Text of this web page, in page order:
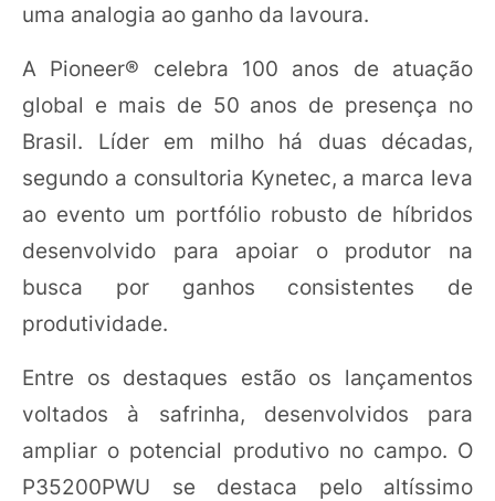
uma analogia ao ganho da lavoura.
A Pioneer® celebra 100 anos de atuação
global e mais de 50 anos de presença no
Brasil. Líder em milho há duas décadas,
segundo a consultoria Kynetec, a marca leva
ao evento um portfólio robusto de híbridos
desenvolvido para apoiar o produtor na
busca por ganhos consistentes de
produtividade.
Entre os destaques estão os lançamentos
voltados à safrinha, desenvolvidos para
ampliar o potencial produtivo no campo. O
P35200PWU se destaca pelo altíssimo